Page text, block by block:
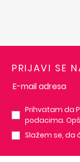
PRIJAVI SE
Prihvatam da
podacima.
Slažem se, da